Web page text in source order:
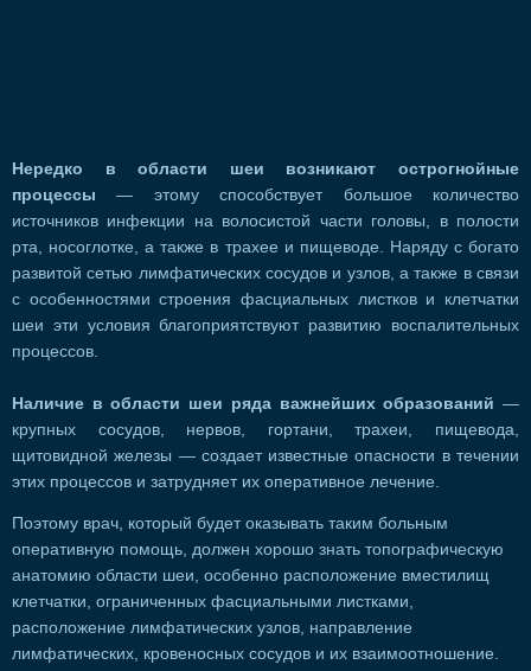
Нередко в области шеи возникают острогнойные
процессы— этому способствует большое количество
источников инфекции на волосистой части головы, в полости
рта, носоглотке, а также в трахее и пищеводе. Наряду с богато
развитой сетью лимфатических сосудов и узлов, а также в связи
с особенностями строения фасциальных листков и клетчатки
шеи эти условия благоприятствуют развитию воспалительных
процессов.
Наличие в области шеи ряда важнейших образований —
крупных сосудов, нервов, гортани, трахеи, пищевода,
щитовидной железы — создает известные опасности в течении
этих процессов и затрудняет их оперативное лечение.
Поэтому врач, который будет оказывать таким больным
оперативную помощь, должен хорошо знать топографическую
анатомию области шеи, особенно расположение вместилищ
клетчатки, ограниченных фасциальными листками,
расположение лимфатических узлов, направление
лимфатических, кровеносных сосудов и их взаимоотношение.